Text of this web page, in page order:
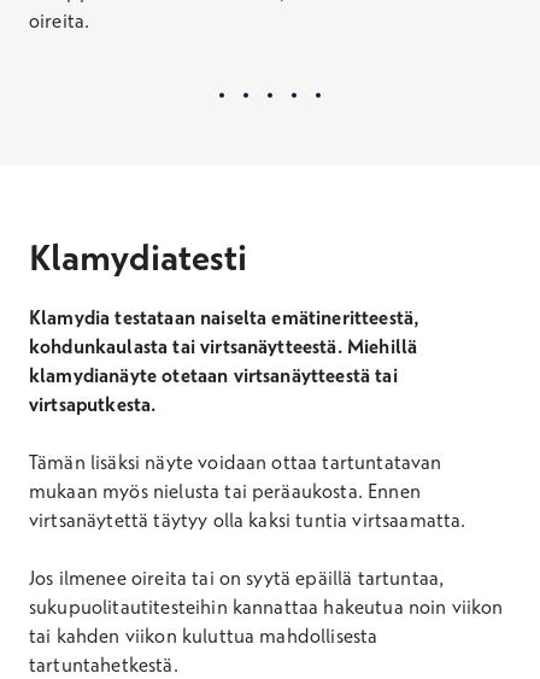
oireita.
Klamydiatesti
Klamydia testataan naiselta emätineritteestä,
kohdunkaulasta tai virtsanäytteestä. Miehillä
klamydianäyte otetaan virtsanäytteestä tai
virtsaputkesta.
Tämän lisäksi näyte voidaan ottaa tartuntatavan
mukaan myös nielusta tai peräaukosta. Ennen
virtsanäytettä täytyy olla kaksi tuntia virtsaamatta.
Jos ilmenee oireita tai on syytä epäillä tartuntaa,
sukupuolitautitesteihin kannattaa hakeutua noin viikon
tai kahden viikon kuluttua mahdollisesta
tartuntahetkestä.